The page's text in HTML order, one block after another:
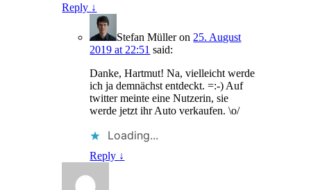
Reply ↓
Stefan Mülleron 25. August
2019 at 22:51 said:
Danke, Hartmut! Na, vielleicht werde
ich ja demnächst entdeckt. =:-) Auf
twitter meinte eine Nutzerin, sie
werde jetzt ihr Auto verkaufen. \o/
Loading...
Reply ↓